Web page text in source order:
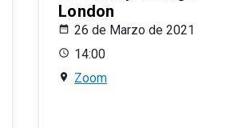
London
26 de Marzo de 2021
14:00
Zoom